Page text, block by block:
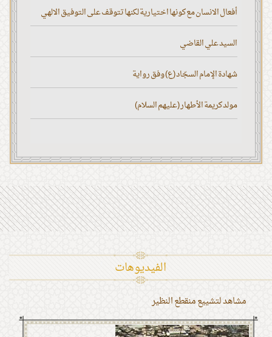
أفعال الانسان مع كونها اختيارية لكنها تتوقف على التوفيق الالهي
السيد علي القاضي
شهادة الإمام السجّاد (ع) وفق رواية
مولد كريمة الأطهار (عليهم السلام)
الفیدیوهات
مشاهد لتشييع منقطع النظير